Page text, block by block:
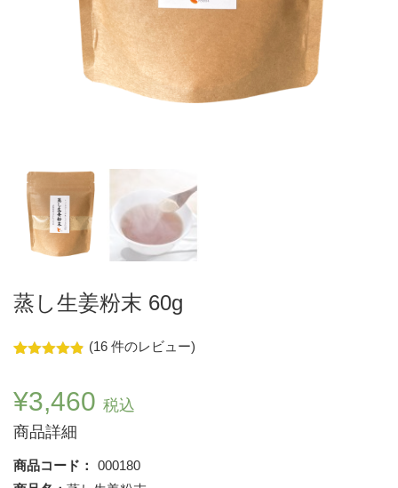
蒸し生姜粉末 60g
く5段階評
価のうち、
(16 件のレビュー)
¥3,460 税込
商品詳細
商品コード：
000180